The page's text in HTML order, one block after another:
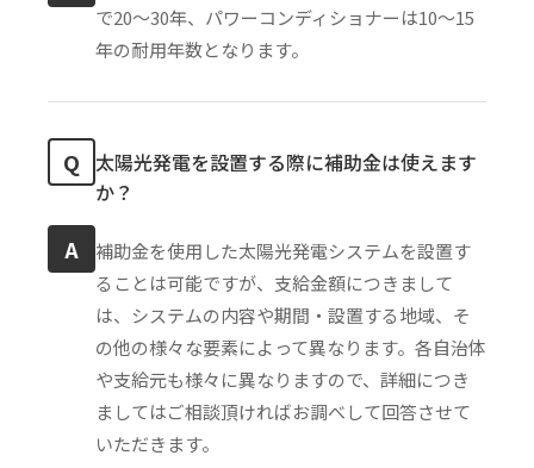
で20〜30年、パワーコンディショナーは10〜15
年の耐用年数となります。
Q 太陽光発電を設置する際に補助金は使えます
か？
A
補助金を使用した太陽光発電システムを設置す
ることは可能ですが、支給金額につきまして
は、システムの内容や期間・設置する地域、そ
の他の様々な要素によって異なります。各自治体
や支給元も様々に異なりますので、詳細につき
ましてはご相談頂ければお調べして回答させて
いただきます。